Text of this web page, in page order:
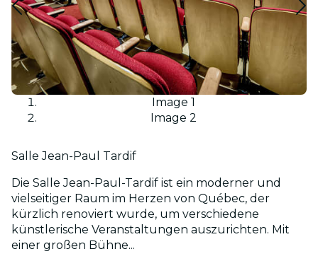
Image 1
Image 2
Salle Jean-Paul Tardif
Die Salle Jean-Paul-Tardif ist ein moderner und
vielseitiger Raum im Herzen von Québec, der
kürzlich renoviert wurde, um verschiedene
künstlerische Veranstaltungen auszurichten. Mit
einer großen Bühne...